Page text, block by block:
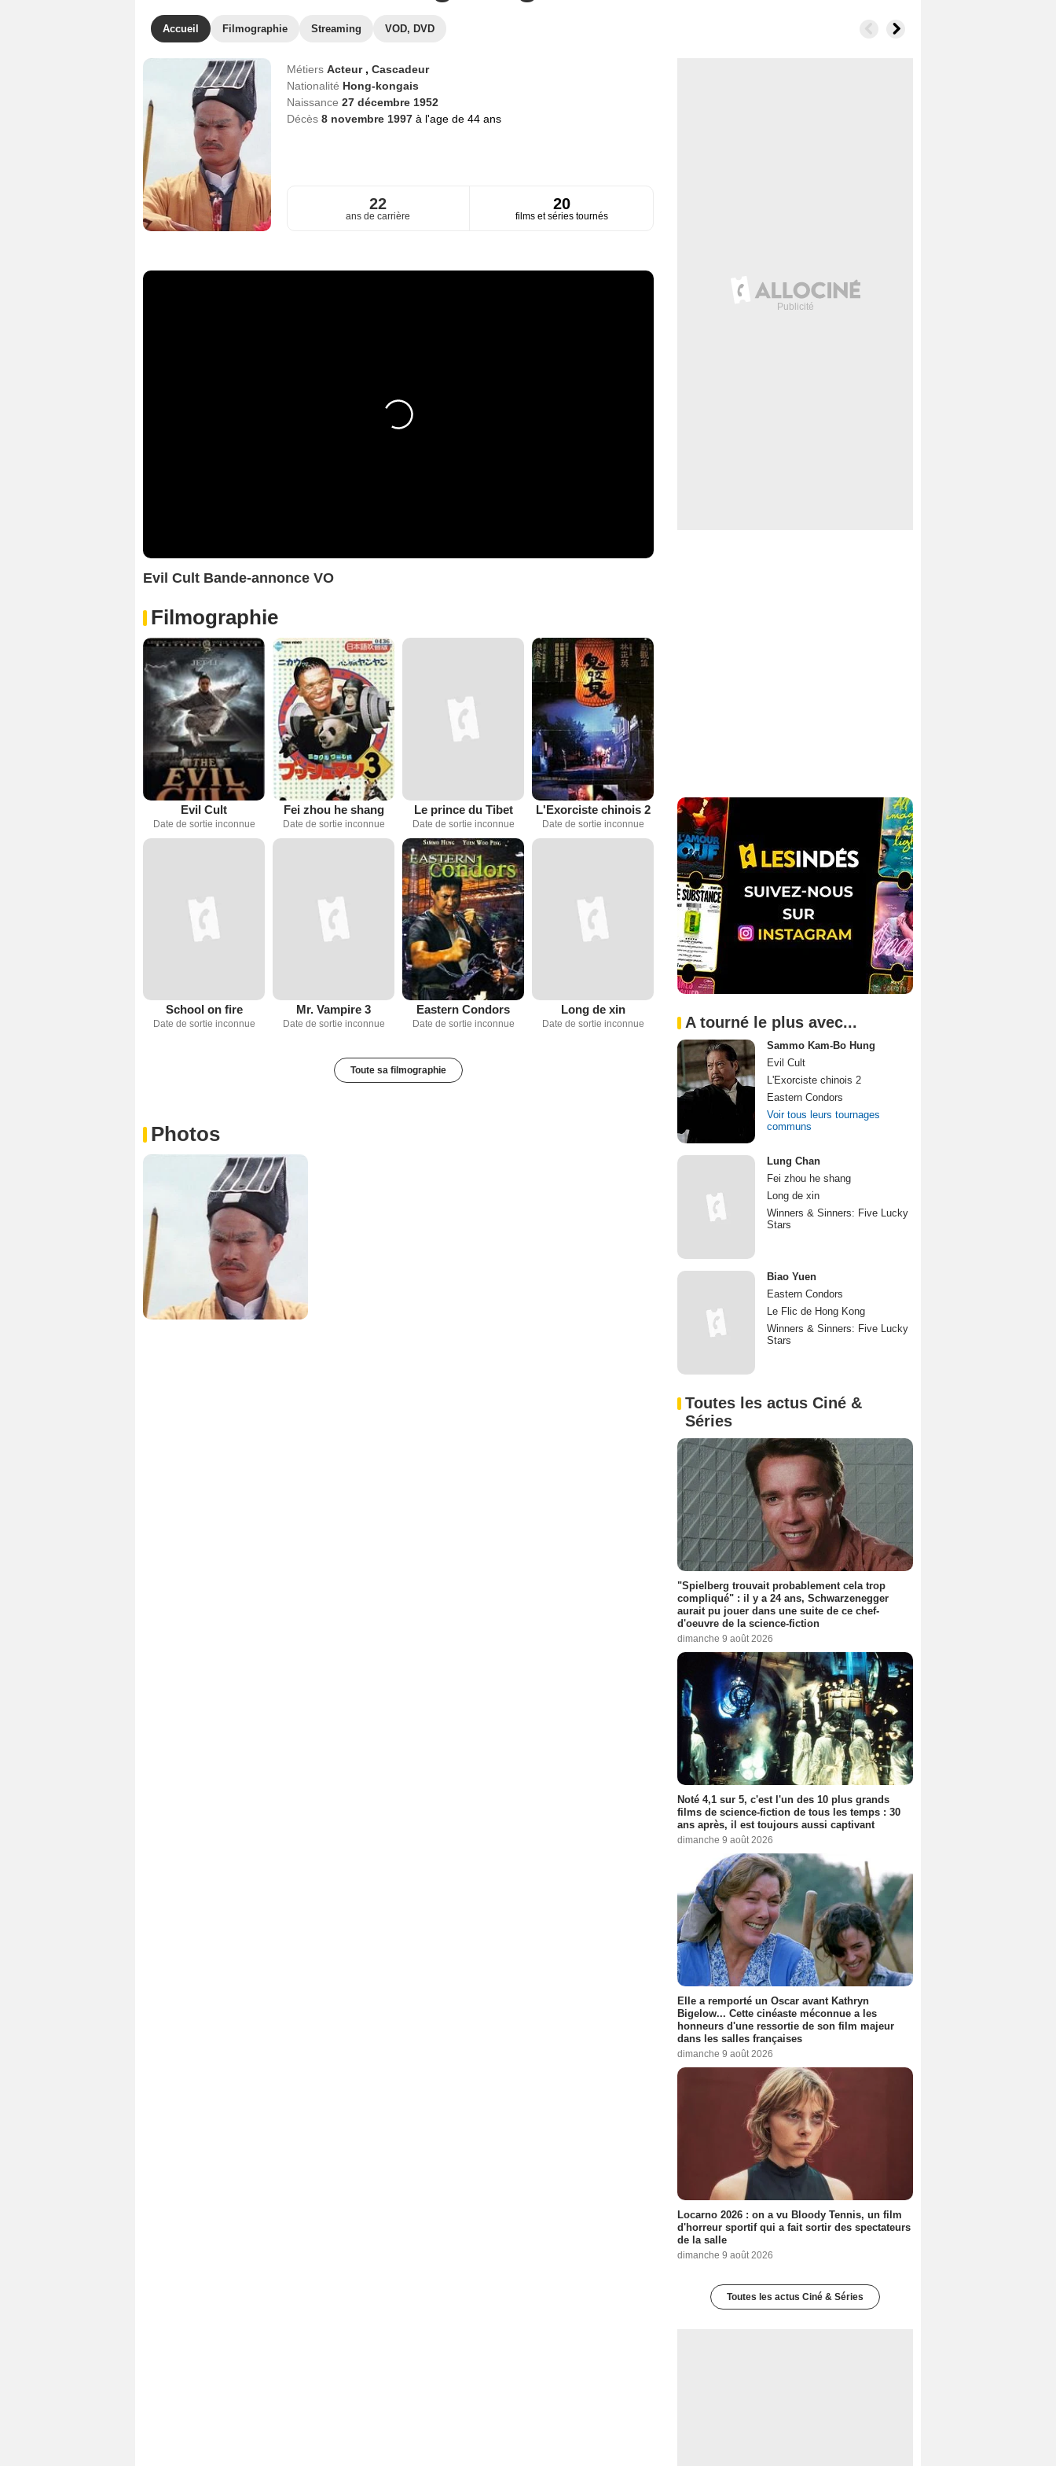
Accueil Filmographie Streaming VOD, DVD
Métiers Acteur , Cascadeur
Nationalité Hong-kongais
Naissance 27 décembre 1952
Décès 8 novembre 1997 à l'age de 44 ans
22
ans de carrière
20
films et séries tournés
Evil Cult Bande-annonce VO
Filmographie
Evil Cult
Date de sortie inconnue
Fei zhou he shang
Date de sortie inconnue
Le prince du Tibet
Date de sortie inconnue
L'Exorciste chinois 2
Date de sortie inconnue
School on fire
Date de sortie inconnue
Mr. Vampire 3
Date de sortie inconnue
Eastern Condors
Date de sortie inconnue
Long de xin
Date de sortie inconnue
Toute sa filmographie
Photos
A tourné le plus avec...
Sammo Kam-Bo Hung
Evil Cult
L'Exorciste chinois 2
Eastern Condors
Voir tous leurs tournages
communs
Lung Chan
Fei zhou he shang
Long de xin
Winners & Sinners: Five Lucky
Stars
Biao Yuen
Eastern Condors
Le Flic de Hong Kong
Winners & Sinners: Five Lucky
Stars
Toutes les actus Ciné &
Séries
"Spielberg trouvait probablement cela trop
compliqué" : il y a 24 ans, Schwarzenegger
aurait pu jouer dans une suite de ce chef-
d'oeuvre de la science-fiction
dimanche 9 août 2026
Noté 4,1 sur 5, c'est l'un des 10 plus grands
films de science-fiction de tous les temps : 30
ans après, il est toujours aussi captivant
dimanche 9 août 2026
Elle a remporté un Oscar avant Kathryn
Bigelow... Cette cinéaste méconnue a les
honneurs d'une ressortie de son film majeur
dans les salles françaises
dimanche 9 août 2026
Locarno 2026 : on a vu Bloody Tennis, un film
d'horreur sportif qui a fait sortir des spectateurs
de la salle
dimanche 9 août 2026
Toutes les actus Ciné & Séries